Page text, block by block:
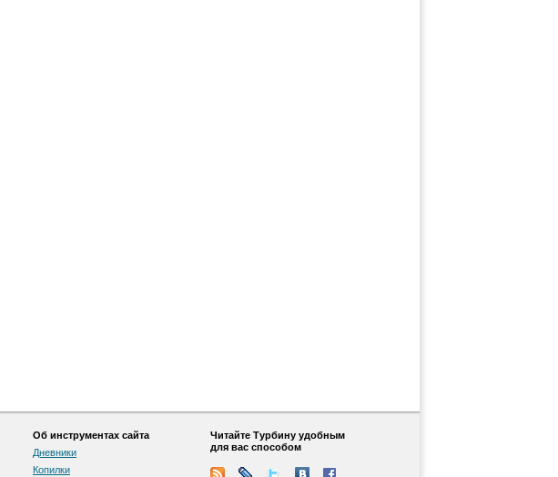
Об инструментах сайта
Дневники
Копилки
Читайте Турбину удобным
для вас способом